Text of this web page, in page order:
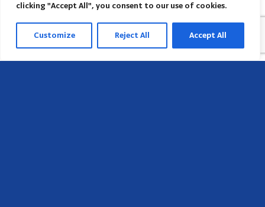
clicking "Accept All", you consent to our use of cookies.
Customize Reject All Accept All